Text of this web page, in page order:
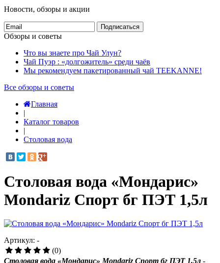
Новости, обзоры и акции
Подписаться
Обзоры и советы
Что вы знаете про Чай Улун?
Чай Пуэр : «долгожитель» среди чаёв
Мы рекомендуем пакетированный чай TEEKANNE!
Все обзоры и советы
Главная
|
Каталог товаров
|
Столовая вода
Столовая вода «Мондарис»
Mondariz Спорт бг ПЭТ 1,5л
Артикул: -
(0)
Столовая вода «Мондарис» Mondariz Спорт бг ПЭТ 1,5л -